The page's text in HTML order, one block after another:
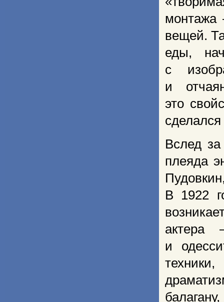
монтажа
вещей.
еды,
с
и
это
Вслед
плеяда
В 1922
актера
и